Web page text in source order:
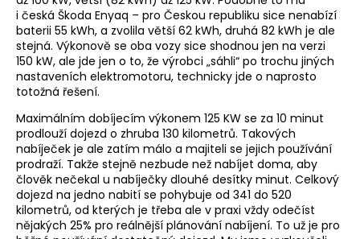
i česká Škoda Enyaq – pro Českou republiku sice nenabízí
baterii 55 kWh, a zvolila větší 62 kWh, druhá 82 kWh je ale
stejná. Výkonově se oba vozy sice shodnou jen na verzi
150 kW, ale jde jen o to, že výrobci „sáhli“ po trochu jiných
nastaveních elektromotoru, technicky jde o naprosto
totožná řešení.
Maximálním dobíjecím výkonem 125 KW se za 10 minut
prodlouží dojezd o zhruba 130 kilometrů. Takových
nabíječek je ale zatím málo a majiteli se jejich používání
prodraží. Takže stejně nezbude než nabíjet doma, aby
člověk nečekal u nabíječky dlouhé desítky minut. Celkový
dojezd na jedno nabití se pohybuje od 341 do 520
kilometrů, od kterých je třeba ale v praxi vždy odečíst
nějakých 25% pro reálnější plánování nabíjení. To už je pro